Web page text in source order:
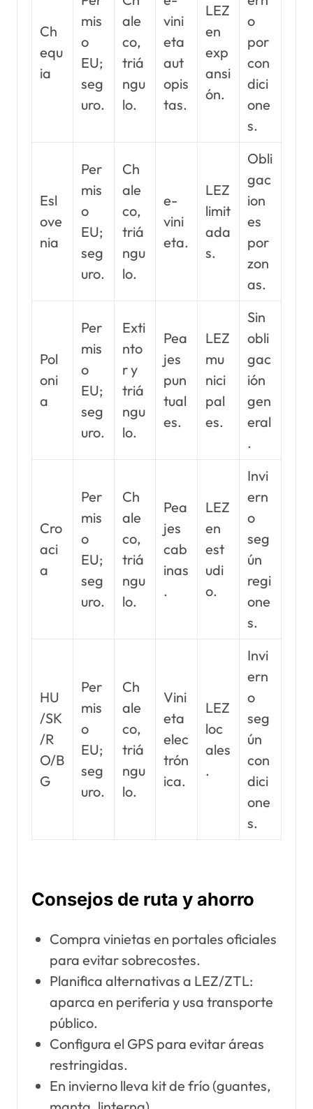
Ch
equ
ia
mis
o
EU;
seg
uro.
ale
co,
triá
ngu
lo.
vini
eta
aut
opis
tas.
LEZ
en
exp
ansi
ón.
o
por
con
dici
one
s.
Esl
ove
nia
Per
mis
o
EU;
seg
uro.
Ch
ale
co,
triá
ngu
lo.
e-
vini
eta.
LEZ
limit
ada
s.
Obli
gac
ion
es
por
zon
as.
Pol
oni
a
Per
mis
o
EU;
seg
uro.
Exti
nto
r y
triá
ngu
lo.
Pea
jes
pun
tual
es.
LEZ
mu
nici
pal
es.
Sin
obli
gac
ión
gen
eral
.
Cro
aci
a
Per
mis
o
EU;
seg
uro.
Ch
ale
co,
triá
ngu
lo.
Pea
jes
cab
inas
.
LEZ
en
est
udi
o.
Invi
ern
o
seg
ún
regi
one
s.
HU
/SK
/R
O/B
G
Per
mis
o
EU;
seg
uro.
Ch
ale
co,
triá
ngu
lo.
Vini
eta
elec
trón
ica.
LEZ
loc
ales
.
Invi
ern
o
seg
ún
con
dici
one
s.
Consejos de ruta y ahorro
Compra vinietas en portales oficiales
para evitar sobrecostes.
Planifica alternativas a LEZ/ZTL:
aparca en periferia y usa transporte
público.
Configura el GPS para evitar áreas
restringidas.
En invierno lleva kit de frío (guantes,